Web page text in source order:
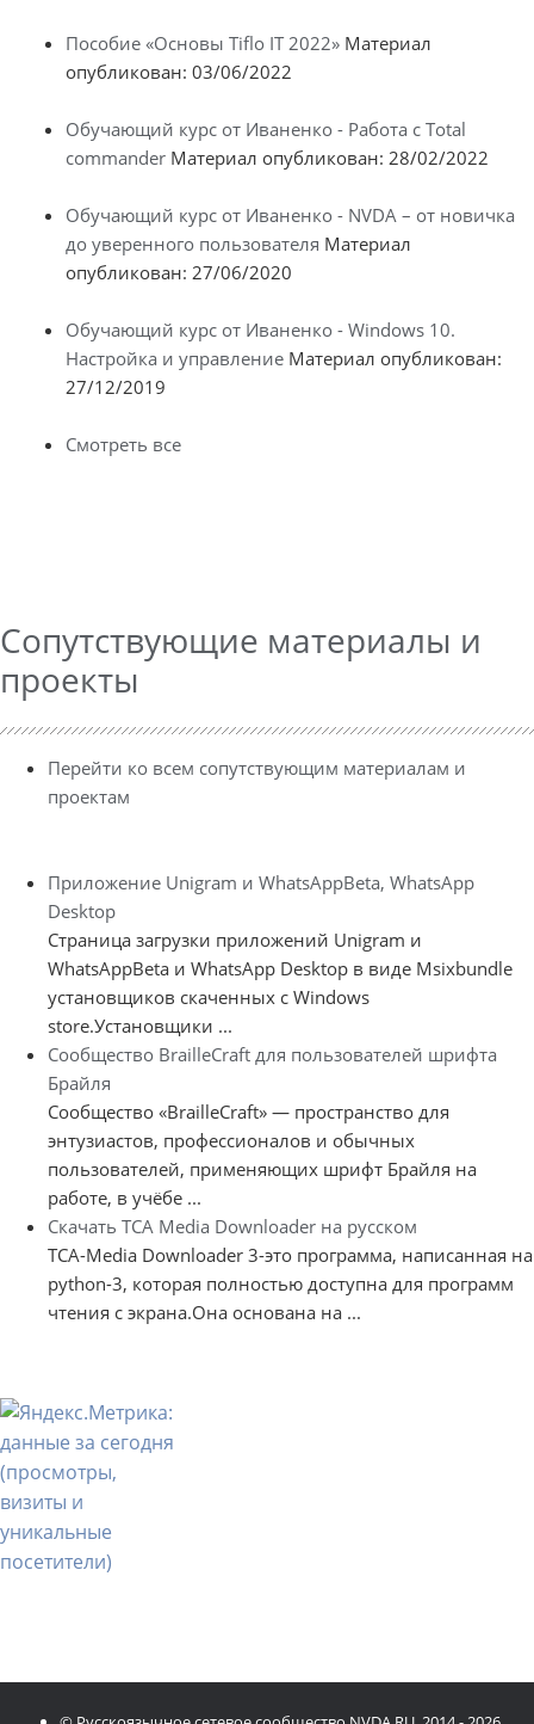
Пособие «Основы Tiflo IT 2022» Материал
опубликован: 03/06/2022
Обучающий курс от Иваненко - Работа с Total
commander Материал опубликован: 28/02/2022
Обучающий курс от Иваненко - NVDA – от новичка
до уверенного пользователя Материал
опубликован: 27/06/2020
Обучающий курс от Иваненко - Windows 10.
Настройка и управление Материал опубликован:
27/12/2019
Смотреть все
Сопутствующие материалы и
проекты
Перейти ко всем сопутствующим материалам и
проектам
Приложение Unigram и WhatsAppBeta, WhatsApp
Desktop
Страница загрузки приложений Unigram и
WhatsAppBeta и WhatsApp Desktop в виде Msixbundle
установщиков скаченных с Windows
store.Установщики ...
Сообщество BrailleCraft для пользователей шрифта
Брайля
Сообщество «BrailleCraft» — пространство для
энтузиастов, профессионалов и обычных
пользователей, применяющих шрифт Брайля на
работе, в учёбе ...
Скачать TCA Media Downloader на русском
TCA-Media Downloader 3-это программа, написанная на
python-3, которая полностью доступна для программ
чтения с экрана.Она основана на ...